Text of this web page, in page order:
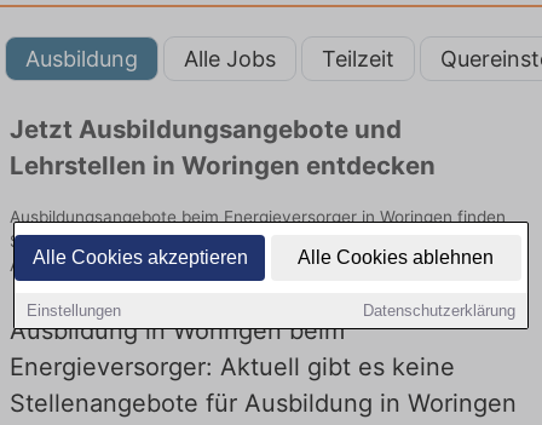
Alle Cookies akzeptieren Alle Cookies ablehnen
Einstellungen Datenschutzerklärung
Ausbildung Alle Jobs Teilzeit
Jetzt Ausbildungsangebote und
Lehrstellen in Woringen entdecken
Ausbildungsangebote beim Energieversorger in Woringen finden
Sie von namhaften Firmen. Entdecken Sie freie Optionen von Top-
Arbeitgebern und bewerben Sie sich noch heute.
Ausbildung in Woringen beim
Energieversorger: Aktuell gibt es keine
Stellenangebote für Ausbildung in Woringen